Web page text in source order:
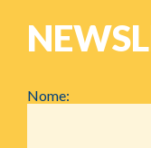
Nome: